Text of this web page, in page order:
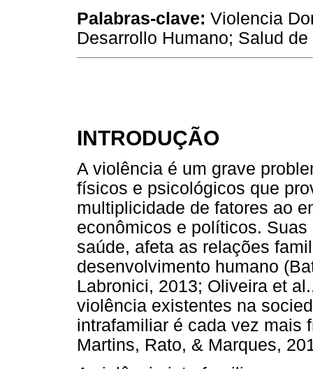
Palabras-clave: Violencia
Desarrollo Humano; Salud
INTRODUÇÃO
A violência é um grave
físicos e psicológicos que
multiplicidade de fatores ao
econômicos e políticos.
saúde, afeta as relações
desenvolvimento humano
Labronici, 2013; Oliveira et
violência existentes na
intrafamiliar é cada vez mais
Martins, Rato, & Marques,